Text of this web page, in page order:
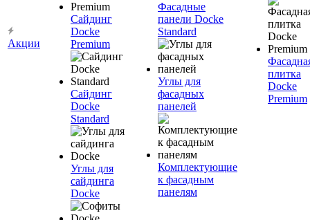
Акции
Сайдинг
Docke
Premium
Сайдинг
Docke
Standard
Углы для
сайдинга
Docke
Фасадные
панели Docke
Standard
Углы для
фасадных
панелей
Комплектующие
к фасадным
панелям
плитка
Docke
Premium